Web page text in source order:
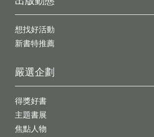
想找好活動
新書特推薦
嚴選企劃
得獎好書
主題書展
焦點人物